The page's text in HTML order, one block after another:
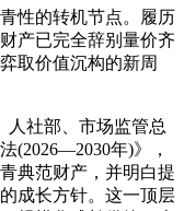
性的转机节点。履历
产已完全辞别量价齐
取价值沉构的新周
社部、市场监管总
(2026—2030年)》，
典范财产，并明白提
成长方针。这一顶层